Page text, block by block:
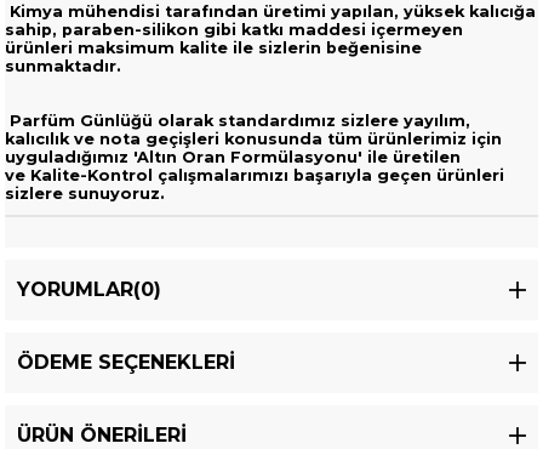
Kimya mühendisi tarafından üretimi yapılan, yüksek kalıcığa
sahip, paraben-silikon gibi katkı maddesi içermeyen
ürünleri maksimum kalite ile sizlerin beğenisine
sunmaktadır.
Parfüm Günlüğü olarak standardımız sizlere yayılım,
kalıcılık ve nota geçişleri konusunda tüm ürünlerimiz için
uyguladığımız 'Altın Oran Formülasyonu' ile üretilen
ve Kalite-Kontrol çalışmalarımızı başarıyla geçen ürünleri
sizlere sunuyoruz.
YORUMLAR(0)
ÖDEME SEÇENEKLERI
ÜRÜN ÖNERILERI